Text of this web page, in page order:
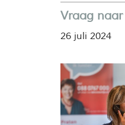
Vraag
26 juli 2024